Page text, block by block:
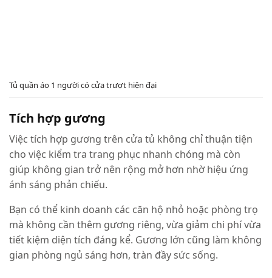
Tủ quần áo 1 người có cửa trượt hiện đại
Tích hợp gương
Việc tích hợp gương trên cửa tủ không chỉ thuận tiện
cho việc kiểm tra trang phục nhanh chóng mà còn
giúp không gian trở nên rộng mở hơn nhờ hiệu ứng
ánh sáng phản chiếu.
Bạn có thể kinh doanh các căn hộ nhỏ hoặc phòng trọ
mà không cần thêm gương riêng, vừa giảm chi phí vừa
tiết kiệm diện tích đáng kể. Gương lớn cũng làm không
gian phòng ngủ sáng hơn, tràn đầy sức sống.